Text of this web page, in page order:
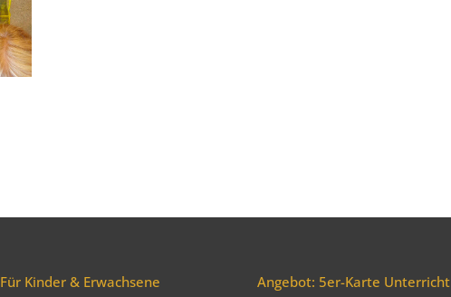
Für Kinder & Erwachsene Angebot: 5er-Karte Unterricht